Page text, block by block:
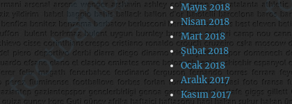
Mayıs 2018
Nisan 2018
Mart 2018
Şubat 2018
Ocak 2018
Aralık 2017
Kasım 2017